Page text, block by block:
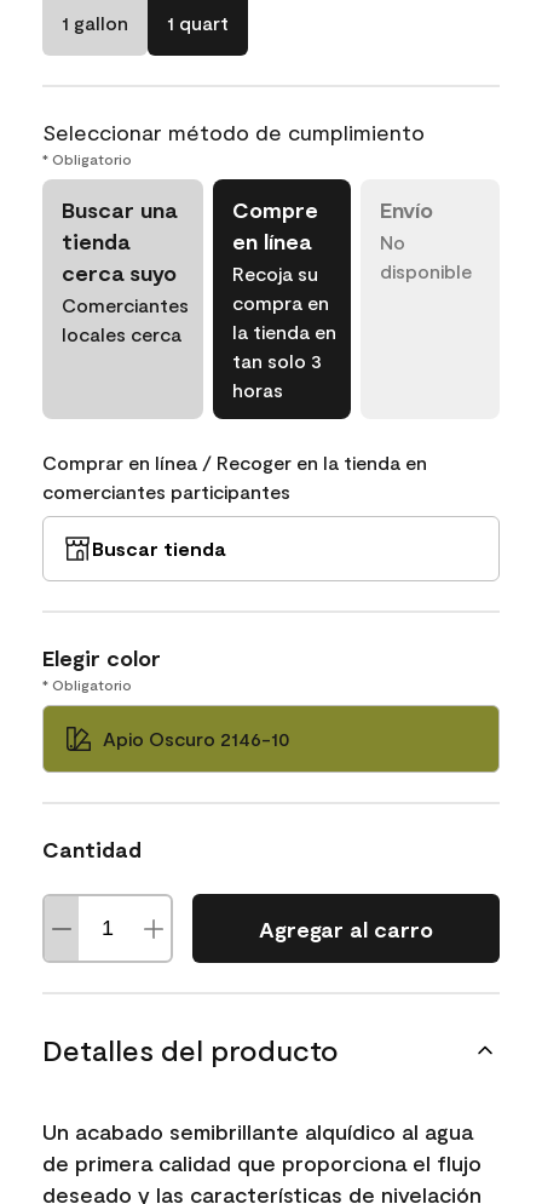
1 gallon 1 quart
Seleccionar método de cumplimiento
* Obligatorio
Buscar una
tienda
cerca suyo
Comerciantes
locales cerca
Compre
en línea
Recoja su
compra en
la tienda en
tan solo 3
horas
Envío
No
disponible
Comprar en línea / Recoger en la tienda en
comerciantes participantes
Buscar tienda
Elegir color
* Obligatorio
Apio Oscuro 2146-10
Cantidad
Agregar al carro
Detalles del producto
Un acabado semibrillante alquídico al agua
de primera calidad que proporciona el flujo
deseado y las características de nivelación